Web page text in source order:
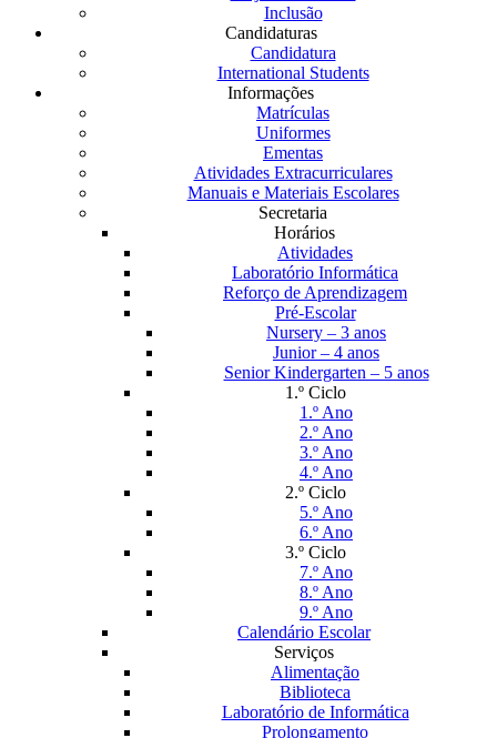
Inclusão
Candidaturas
Candidatura
International Students
Informações
Matrículas
Uniformes
Ementas
Atividades Extracurriculares
Manuais e Materiais Escolares
Secretaria
Horários
Atividades
Laboratório Informática
Reforço de Aprendizagem
Pré-Escolar
Nursery – 3 anos
Junior – 4 anos
Senior Kindergarten – 5 anos
1.º Ciclo
1.º Ano
2.º Ano
3.º Ano
4.º Ano
2.º Ciclo
5.º Ano
6.º Ano
3.º Ciclo
7.º Ano
8.º Ano
9.º Ano
Calendário Escolar
Serviços
Alimentação
Biblioteca
Laboratório de Informática
Prolongamento